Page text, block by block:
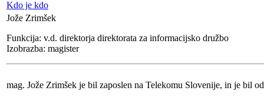
Kdo je kdo
Jože Zrimšek
Funkcija: v.d. direktorja direktorata za informacijsko družbo
Izobrazba: magister
mag. Jože Zrimšek je bil zaposlen na Telekomu Slovenije, in je bil